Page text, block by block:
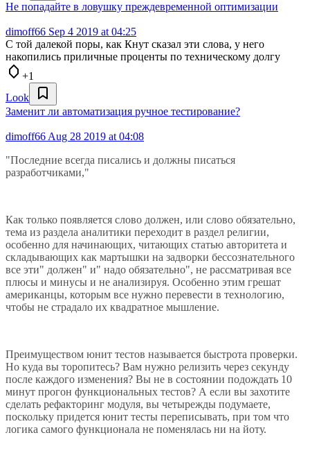
Не попадайте в ловушку преждевременной оптимизации
dimoff66 Sep 4 2019 at 04:25
С той далекой поры, как Кнут сказал эти слова, у него
накопились приличные проценты по техническому долгу
+1
Look
Заменит ли автоматизация ручное тестирование?
dimoff66 Aug 28 2019 at 04:08
"Последние всегда писались и должны писаться
разработчиками,"
Как только появляется слово должен, или слово обязательно,
тема из раздела аналитики переходит в раздел религии,
особенно для начинающих, читающих статью авторитета и
складывающих как мартышки на задворки бессознательного
все эти" должен" и" надо обязательно", не рассматривая все
плюсы и минусы и не анализируя. Особенно этим грешат
американцы, которым все нужно перевести в технологию,
чтобы не страдало их квадратное мышление.
Преимуществом юнит тестов называется быстрота проверки.
Но куда вы торопитесь? Вам нужно релизить через секунду
после каждого изменения? Вы не в состоянии подождать 10
минут прогон функциональных тестов? А если вы захотите
сделать рефакторинг модуля, вы четырежды подумаете,
поскольку придется юнит тесты переписывать, при том что
логика самого функционала не поменялась ни на йоту.